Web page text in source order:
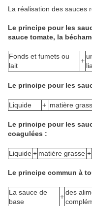
La réalisation des sauces
Le principe pour les
sauce tomate, la
Fonds et fumets ou
lait
+
Le principe pour les
Liquide + matière
Le principe pour les
coagulées :
Liquide+ matière grasse +
Le principe commun à
La sauce de
base
+
des